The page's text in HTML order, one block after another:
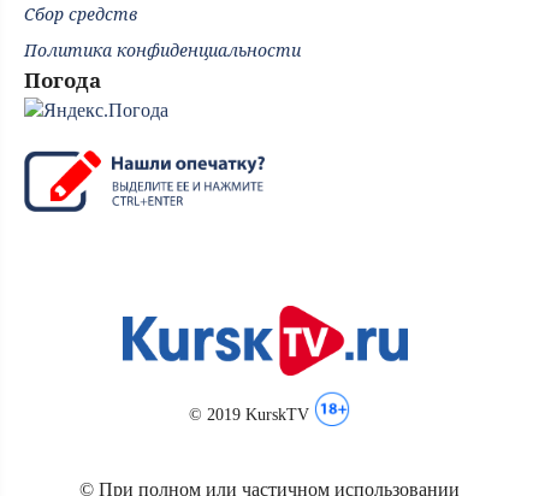
Сбор средств
Политика конфиденциальности
Погода
© 2019 KurskTV
© При полном или частичном использовании